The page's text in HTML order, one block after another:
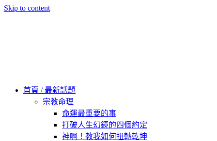
Skip to content
首頁 / 最新話題
宗教命理
命運最重要的事
打破人生幻鏡的四個約定
神啊！教我如何扭轉乾坤